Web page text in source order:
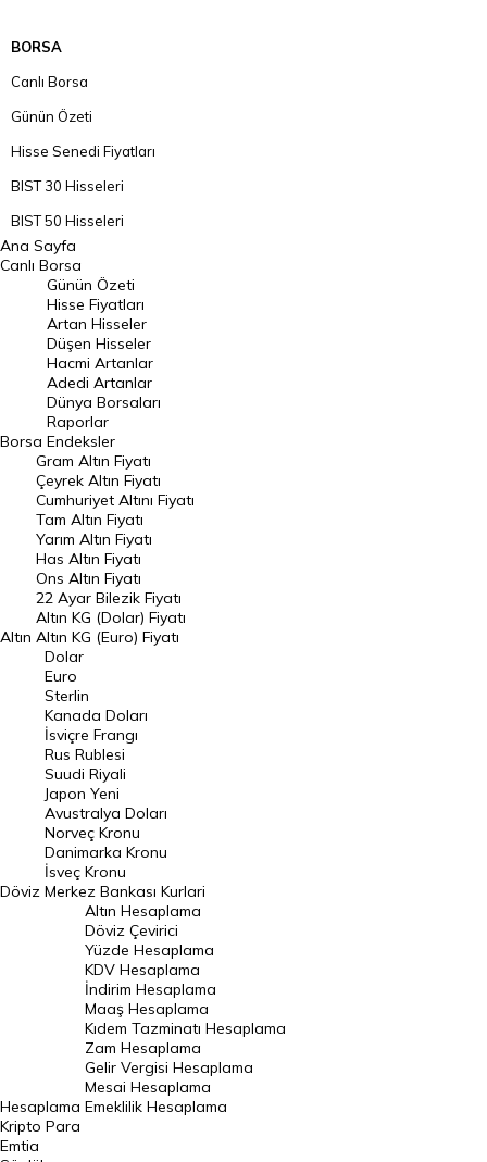
BORSA
Canlı Borsa
Günün Özeti
Hisse Senedi Fiyatları
BIST 30 Hisseleri
BIST 50 Hisseleri
BIST 100 Hisseleri
En Çok Artan Hisseler
En Çok Düşen Hisseler
Hacmi Artanlar
Geçmiş Kapanışlar
Dünya Borsaları
Raporlar
Endeksler
DÖVİZ
Döviz Kuru
Dolar Kuru
Euro Kuru
Pound Kuru
Frank Kuru
Riyal Kuru
Avustralya Doları
Danimarka Kronu Kuru
Kanada Doları Kuru
Norveç Kronu Kuru
İsveç Kronu Kuru
Japon Yeni Kuru
Serbest Piyasa Döviz Kurları
Merkez Bankası Döviz Kurları
Altın Fiyatları
Gram Altın Fiyatı
Ana Sayfa
Canlı Borsa
Borsa
Günün Özeti
Hisse Fiyatları
Artan Hisseler
Düşen Hisseler
Hacmi Artanlar
Adedi Artanlar
Dünya Borsaları
Raporlar
Endeksler
Altın
Gram Altın Fiyatı
Çeyrek Altın Fiyatı
Cumhuriyet Altını Fiyatı
Tam Altın Fiyatı
Yarım Altın Fiyatı
Has Altın Fiyatı
Ons Altın Fiyatı
22 Ayar Bilezik Fiyatı
Altın KG (Dolar) Fiyatı
Altın KG (Euro) Fiyatı
Döviz
Dolar
Euro
Sterlin
Kanada Doları
İsviçre Frangı
Rus Rublesi
Suudi Riyali
Japon Yeni
Avustralya Doları
Norveç Kronu
Danimarka Kronu
İsveç Kronu
Merkez Bankası Kurlari
Hesaplama
Altın Hesaplama
Döviz Çevirici
Yüzde Hesaplama
KDV Hesaplama
İndirim Hesaplama
Maaş Hesaplama
Kıdem Tazminatı Hesaplama
Zam Hesaplama
Gelir Vergisi Hesaplama
Mesai Hesaplama
Emeklilik Hesaplama
Kripto Para
Emtia